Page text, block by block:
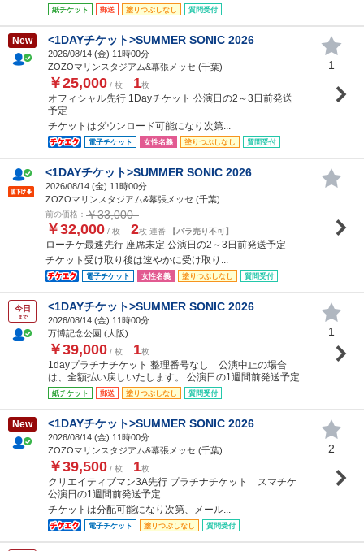
紙チケット 郵送 塗りつぶしなし 質問受付
New <1DAYチケット>SUMMER SONIC 2026
2026/08/14 (金) 11時00分
ZOZOマリンスタジアム&幕張メッセ (千葉)
￥25,000 / 枚 1枚
オフィシャル先行 1Dayチケット 公演日の2～3日前発送
予定
チケットはダウンロード可能になり次第...
電子チケット 女性名義 塗りつぶしなし 質問受付
1
<1DAYチケット>SUMMER SONIC 2026
2026/08/14 (金) 11時00分
ZOZOマリンスタジアム&幕張メッセ (千葉)
前の価格： ￥33,000
￥32,000 / 枚 2枚 連番 【バラ売り不可】
ローチケ最速先行 座席未定 公演日の2～3日前発送予定
チケット受け取り後は速やかに受け取り...
電子チケット 女性名義 塗りつぶしなし 質問受付
今日
まで
<1DAYチケット>SUMMER SONIC 2026
2026/08/14 (金) 11時00分
万博記念公園 (大阪)
￥39,000 / 枚 1枚
1dayプラチナチケット 整理番号なし 公演中止の場合
は、全額払い戻しいたします。 公演日の1週間前発送予定
紙チケット 郵送 塗りつぶしなし 質問受付
1
New <1DAYチケット>SUMMER SONIC 2026
2026/08/14 (金) 11時00分
ZOZOマリンスタジアム&幕張メッセ (千葉)
￥39,500 / 枚 1枚
クリエイティブマン3A先行 プラチナチケット スマチケ
公演日の1週間前発送予定
チケットは分配可能になり次第、メール...
電子チケット 塗りつぶしなし 質問受付
2